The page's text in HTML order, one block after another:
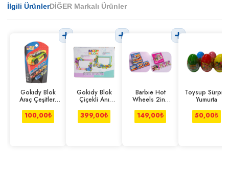
İlgili ÜrünlerDİĞER Markalı Ürünler
Gokıdy Blok
Araç Çeşitleri
100,00₺
Gokidy Blok
Çiçekli Anı
mavi
399,00₺
Barbie Hot
Wheels 2in1
149,00₺
Toysup Sürpriz
Yumurta
50,00₺